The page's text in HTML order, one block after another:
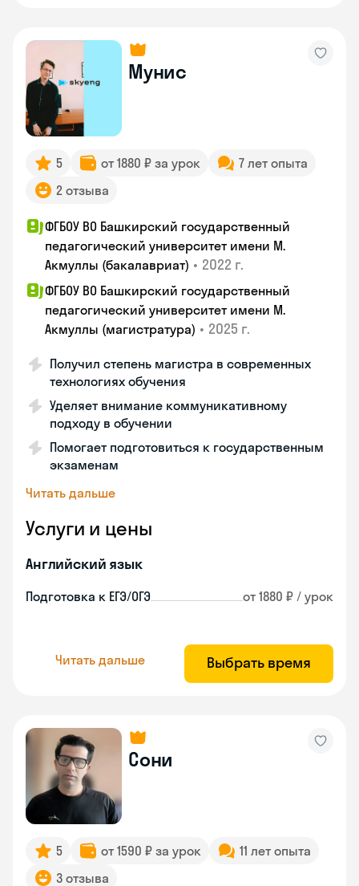
Мунис
5 от 1880 ₽ за урок
7 лет опыта
2 отзыва
ФГБОУ ВО Башкирский государственный
педагогический университет имени М.
Акмуллы (бакалавриат) • 2022 г.
ФГБОУ ВО Башкирский государственный
педагогический университет имени М.
Акмуллы (магистратура) • 2025 г.
Получил степень магистра в современных
технологиях обучения
Уделяет внимание коммуникативному
подходу в обучении
Помогает подготовиться к государственным
экзаменам
Читать дальше
Услуги и цены
Английский язык
Подготовка к ЕГЭ/ОГЭ от 1880 ₽ / урок
Читать дальше Выбрать время
Сони
5 от 1590 ₽ за урок
11 лет опыта
3 отзыва